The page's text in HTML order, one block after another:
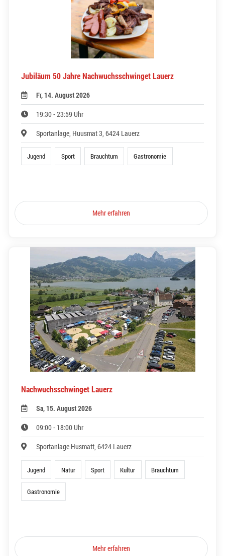
Jubiläum 50 Jahre Nachwuchsschwinget Lauerz
Fr, 14. August 2026
19:30 - 23:59 Uhr
Sportanlage, Huusmat 3, 6424 Lauerz
Jugend Sport Brauchtum Gastronomie
Mehr erfahren
Nachwuchsschwinget Lauerz
Sa, 15. August 2026
09:00 - 18:00 Uhr
Sportanlage Husmatt, 6424 Lauerz
Jugend Natur Sport Kultur Brauchtum
Gastronomie
Mehr erfahren